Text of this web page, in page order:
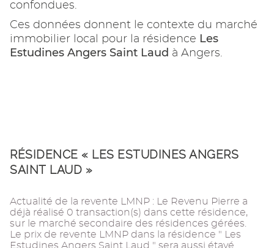
confondues.
Ces données donnent le contexte du marché
immobilier local pour la résidence Les
Estudines Angers Saint Laud à Angers.
RÉSIDENCE « LES ESTUDINES ANGERS
SAINT LAUD »
Actualité de la revente LMNP : Le Revenu Pierre a
déjà réalisé 0 transaction(s) dans cette résidence,
sur le marché secondaire des résidences gérées.
Le prix de revente LMNP dans la résidence " Les
Estudines Angers Saint Laud " sera aussi étayé